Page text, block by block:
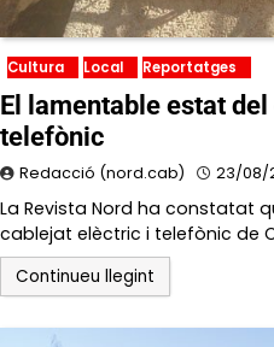
Cultura Local Reportatges
El lamentable estat
telefònic
Redacció (nord.cab) 23/08/
La Revista Nord ha constatat
cablejat elèctric i telefònic de
Continueu llegint